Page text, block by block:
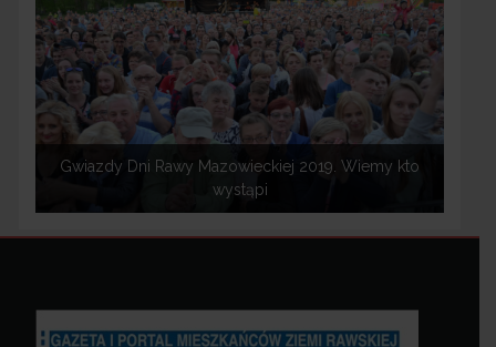
Gwiazdy Dni Rawy Mazowieckiej 2019. Wiemy kto
wystąpi